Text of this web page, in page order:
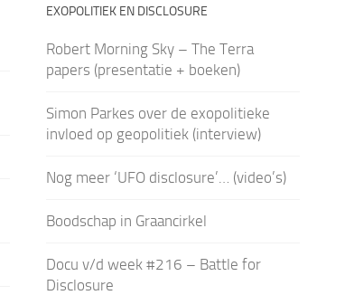
EXOPOLITIEK EN DISCLOSURE
Robert Morning Sky – The Terra
papers (presentatie + boeken)
Simon Parkes over de exopolitieke
invloed op geopolitiek (interview)
Nog meer ‘UFO disclosure’… (video’s)
Boodschap in Graancirkel
Docu v/d week #216 – Battle for
Disclosure